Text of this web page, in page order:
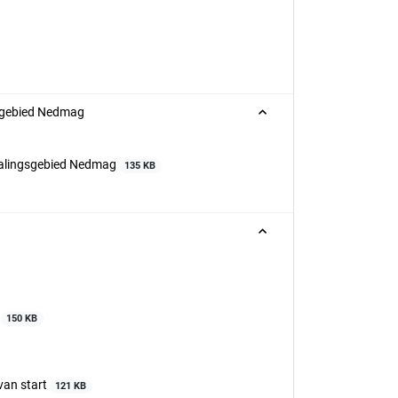
Nedmag
Nedmag 135 KB
150 KB
start 121 KB